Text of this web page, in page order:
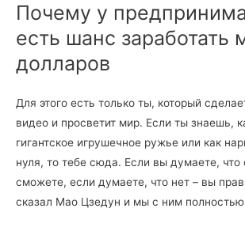
Почему у
есть шанс заработать
долларов
Для этого есть только ты, который
видео и просветит мир. Если ты знаешь,
гигантское игрушечное ружье или как
нуля, то тебе сюда. Если вы думаете,
сможете, если думаете, что нет – вы
сказал Мао Цзедун и мы с ним полностью